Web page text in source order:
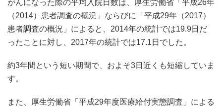
がんになった際の平均入院日数は、厚生労働省「平成26年
（2014）患者調査の概況」ならびに「平成29年（2017）
患者調査の概況」によると、2014年の統計では19.9日だ
ったことに対し、2017年の統計では17.1日でした。
約3年間という短い期間で、およそ3日近くも短縮していま
す。
また、厚生労働省「平成29年度医療給付実態調査」による